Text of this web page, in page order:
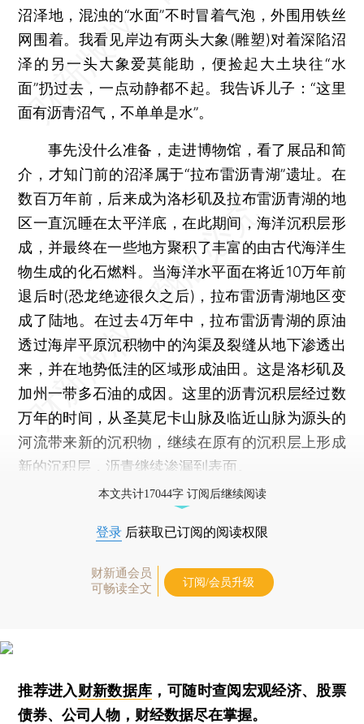
沼泽地，混浊的“水面”不时冒着气泡，外围用铁丝
网围着。我看见岸边有两头大象(雕塑)对着深陷沼
泽的另一头大象爱莫能助，便捡起大土块往“水
面”扔过去，一点动静都不起。我告诉儿子：“这里
面有沥青沼气，不单单是水”。
事先没什么准备，走进博物馆，看了展品和简
介，才知门前的沼泽属于“拉布雷沥青湖”遗址。在
数百万年前，后来成为洛杉矶及拉布雷沥青湖的地
区一直沉睡在太平洋底，在此期间，海洋沉积层形
成，并最终在一些地方聚积了丰富的由古代海洋生
物生成的化石燃料。当海洋水平面在将近10万年前
退后时(恐龙绝迹很久之后)，拉布雷沥青湖地区变
成了陆地。在过去4万年中，拉布雷沥青湖的原油
透过海岸平原沉积物中的沟渠及裂缝从地下渗透出
来，并在地势低洼的区域形成油田。这是洛杉矶及
加州一带多石油的成因。这里的沥青沉积层经过数
万年的时间，从圣莫尼卡山脉及临近山脉为源头的
河流带来新的沉积物，继续在原有的沉积层上形成
新的沉积层，沥青继续渗漏到表面。
本文共计17044字 订阅后继续阅读
登录 后获取已订阅的阅读权限
财新通会员
可畅读全文
订阅/会员升级
推荐进入财新数据库 ，可随时查阅宏观经济、股票
债券、公司人物，财经数据尽在掌握。